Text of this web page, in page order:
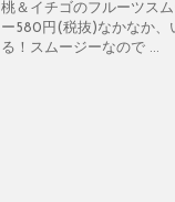
桃＆イチゴのフルーツス
ー580円(税抜)なかなか、
る！スムージーなので ...